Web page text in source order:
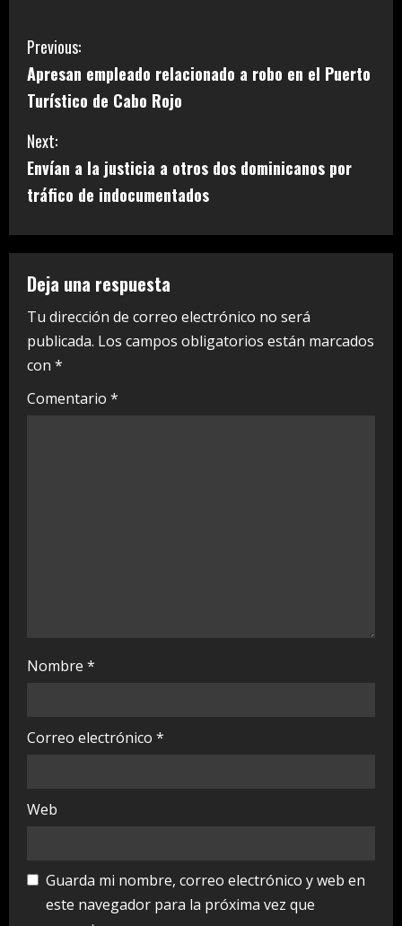
C
o
n
t
i
n
u
e
R
e
Previous:
Apresan empleado relacionado a robo en el Puerto
Turístico de Cabo Rojo
Next:
Envían a la justicia a otros dos dominicanos por
tráfico de indocumentados
Deja una respuesta
Tu dirección de correo electrónico no será
publicada. Los campos obligatorios están marcados
con *
Comentario *
Nombre *
Correo electrónico *
Web
Guarda mi nombre, correo electrónico y web en
este navegador para la próxima vez que